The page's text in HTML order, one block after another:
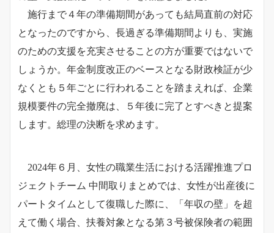
施行まで４年の準備期間があっても結局直前の対応
となったのですから、長過ぎる準備期間よりも、実施
のための支援を充実させることの方が重要ではないで
しょうか。年金制度改正のベースとなる財政検証が少
なくとも５年ごとに行われることを踏まえれば、企業
規模要件の完全撤廃は、５年後に完了とすべきと提案
します。総理の決断を求めます。
2024年６月、女性の職業生活における活躍推進プロ
ジェクトチーム 中間取りまとめでは、女性が出産後に
パートタイムとして復職した際に、「年収の壁」を超
えて働く場合、扶養対象となる第３号被保険者の範囲